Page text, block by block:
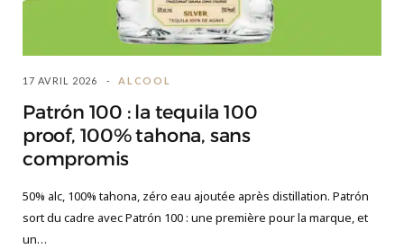
17 AVRIL 2026 ALCOOL
Patrón 100 : la tequila 100
proof, 100% tahona, sans
compromis
50% alc, 100% tahona, zéro eau ajoutée après distillation. Patrón
sort du cadre avec Patrón 100 : une première pour la marque, et
un…